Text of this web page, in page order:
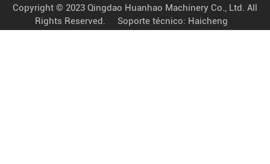
Copyright © 2023 Qingdao Huanhao Machinery Co., Ltd. All
Rights Reserved.
Soporte técnico: Haicheng